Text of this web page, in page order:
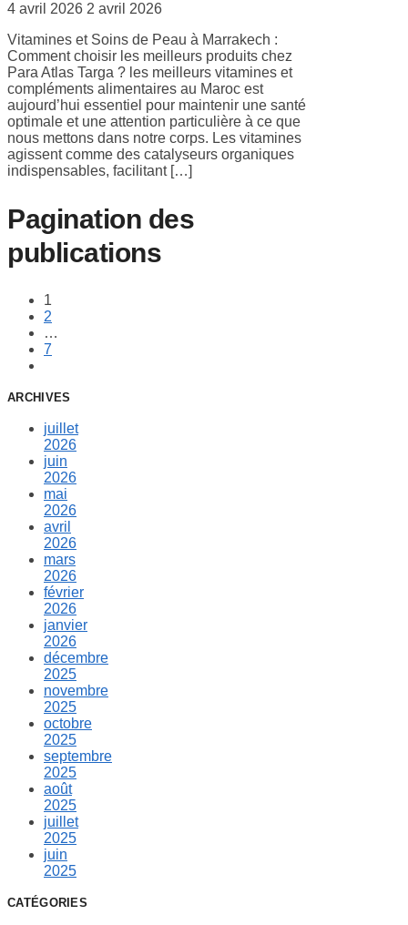
4 avril 2026 2 avril 2026
Vitamines et Soins de Peau à Marrakech :
Comment choisir les meilleurs produits chez
Para Atlas Targa ? les meilleurs vitamines et
compléments alimentaires au Maroc est
aujourd’hui essentiel pour maintenir une santé
optimale et une attention particulière à ce que
nous mettons dans notre corps. Les vitamines
agissent comme des catalyseurs organiques
indispensables, facilitant […]
Pagination des
publications
1
2
…
7
ARCHIVES
juillet
2026
juin
2026
mai
2026
avril
2026
mars
2026
février
2026
janvier
2026
décembre
2025
novembre
2025
octobre
2025
septembre
2025
août
2025
juillet
2025
juin
2025
CATÉGORIES